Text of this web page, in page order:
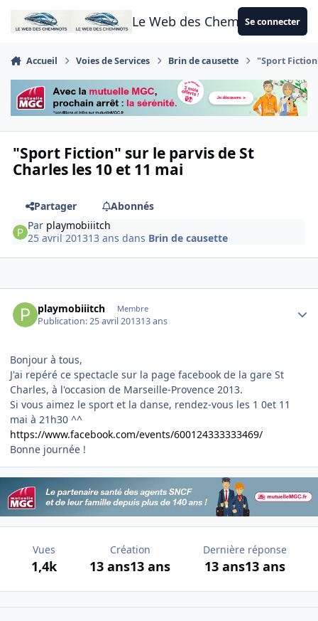
Aller au contenu
Le Web des CheminotsSe connecter
Accueil Voies de Services Brin de causette "Sport
"Sport Fiction" sur le parvis de St
Charles les 10 et 11 mai
Partager
Abonnés
Par playmobiiitch
25 avril 201313 ans dans Brin de causette
playmobiiitch Membre
Publication:25 avril 201313 ans
Bonjour à tous,
J'ai repéré ce spectacle sur la page facebook de la gare St
Charles, à l'occasion de Marseille-Provence 2013.
Si vous aimez le sport et la danse, rendez-vous les 1 0et 11
mai à 21h30 ^^
https://www.facebook.com/events/600124333333469/
Bonne journée !
Vues
1,4k
Création
13 ans13 ans
Dernière réponse
13 ans13 ans